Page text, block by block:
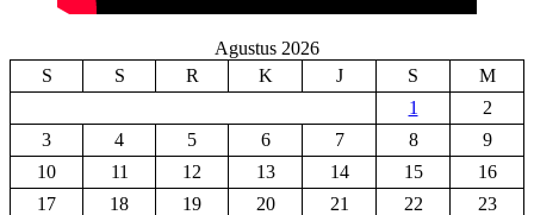
Agustus 2026
S
S R K J S
M
1
2
3
4 5 6 7 8
9
10
11 12 13 14 15
16
17
18 19 20 21 22
23